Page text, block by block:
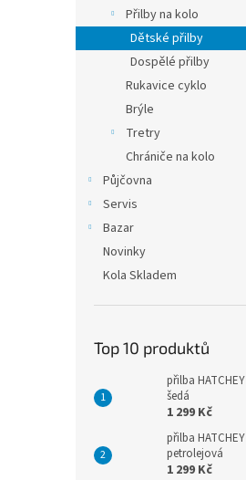
e
l
Přilby na kolo
Dětské přilby
Dospělé přilby
Rukavice cyklo
Brýle
Tretry
Chrániče na kolo
Půjčovna
Servis
Bazar
Novinky
Kola Skladem
Top 10 produktů
přilba
šedá
1 299 Kč
přilba
petrolejová
1 299 Kč